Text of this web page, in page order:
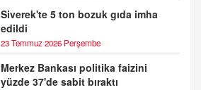
Siverek'te 5 ton bozuk gıda imha
edildi
23 Temmuz 2026 Perşembe
Merkez Bankası politika faizini
yüzde 37'de sabit bıraktı